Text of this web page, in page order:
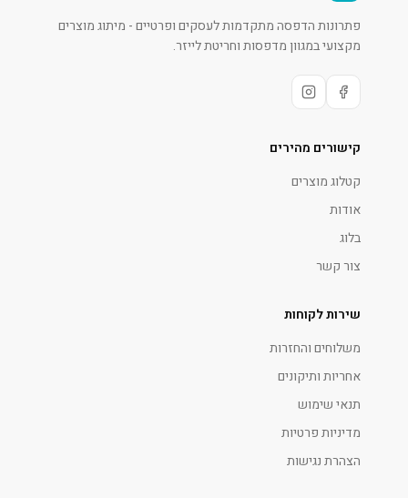
פתרונות הדפסה מתקדמות לעסקים ופרטיים - מיתוג מוצרים
מקצועי במגוון מדפסות וחריטת לייזר.
קישורים מהירים
קטלוג מוצרים
אודות
בלוג
צור קשר
שירות לקוחות
משלוחים והחזרות
אחריות ותיקונים
תנאי שימוש
מדיניות פרטיות
הצהרת נגישות